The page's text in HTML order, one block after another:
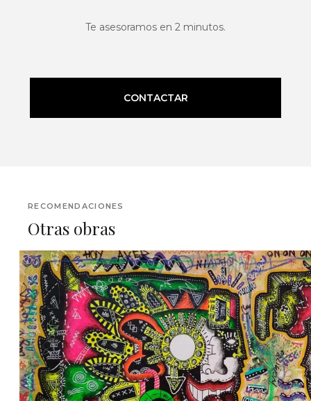
Te asesoramos en 2 minutos.
CONTACTAR
RECOMENDACIONES
Otras obras